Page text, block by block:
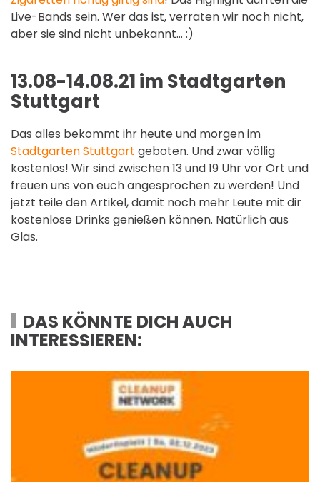
Live-Bands sein. Wer das ist, verraten wir noch nicht,
aber sie sind nicht unbekannt… :)
13.08-14.08.21 im Stadtgarten
Stuttgart
Das alles bekommt ihr heute und morgen im
Stadtgarten Stuttgart geboten. Und zwar völlig
kostenlos! Wir sind zwischen 13 und 19 Uhr vor Ort und
freuen uns von euch angesprochen zu werden! Und
jetzt teile den Artikel, damit noch mehr Leute mit dir
kostenlose Drinks genießen können. Natürlich aus
Glas.
DAS KÖNNTE DICH AUCH
INTERESSIEREN: